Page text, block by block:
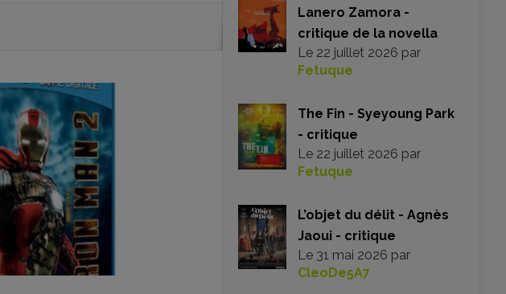
Lanero Zamora -
critique de la novella
Le 22 juillet 2026 par
Fetuque
The Fin - Syeyoung Park
- critique
Le 22 juillet 2026 par
Fetuque
L’objet du délit - Agnès
Jaoui - critique
Le 31 mai 2026 par
CleoDe5A7